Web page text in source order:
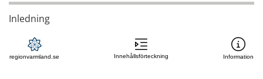
regionvarmland.se Innehållsförteckning Information
kompetenta och engagerade medarbetare.
Stärka och stödja ledarskapet
Alla chefer ska ges tillgång till stöd, inspiration,
Inledning